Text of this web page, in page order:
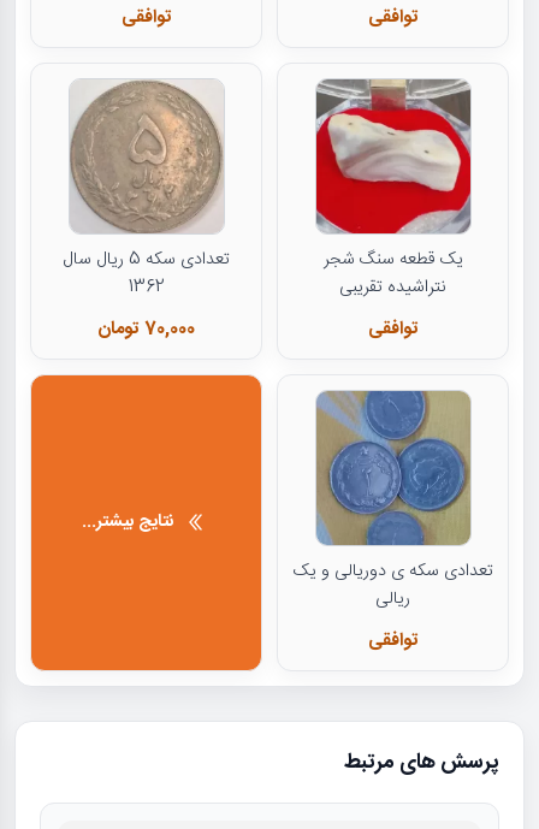
توافقی توافقی
یک قطعه سنگ شجر
نتراشیده تقریبی
توافقی
تعدادی سکه 5 ریال سال
1362
70,000 تومان
تعدادی سکه ی دوریالی و یک
ریالی
توافقی
نتایج بیشتر...
پرسش های مرتبط